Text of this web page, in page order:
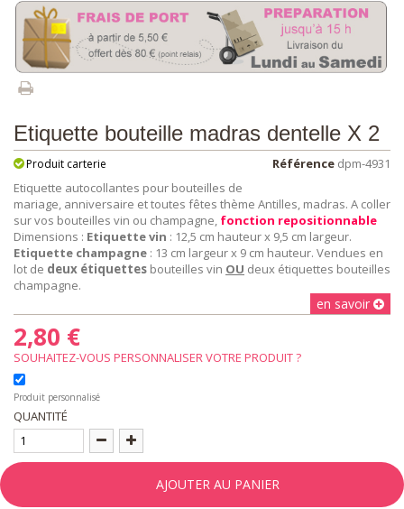
Etiquette bouteille madras dentelle X 2
Référence dpm-4931
Produit carterie
Etiquette autocollantes pour bouteilles de
mariage, anniversaire et toutes fêtes thème Antilles, madras. A coller
sur vos bouteilles vin ou champagne, fonction repositionnable
Dimensions : Etiquette vin : 12,5 cm hauteur x 9,5 cm largeur.
Etiquette champagne : 13 cm largeur x 9 cm hauteur. Vendues en
lot de deux étiquettes bouteilles vin OU deux étiquettes bouteilles
champagne.
en savoir
2,80 €
Produit personnalisé
QUANTITÉ
AJOUTER AU PANIER